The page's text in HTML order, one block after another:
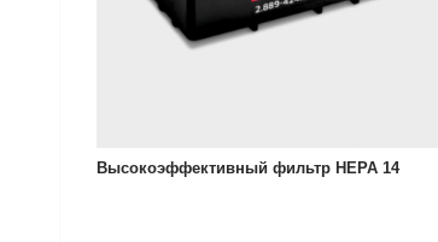
Высокоэффективный фильтр HEPA 14